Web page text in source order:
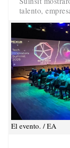
talento,
El evento. / EA